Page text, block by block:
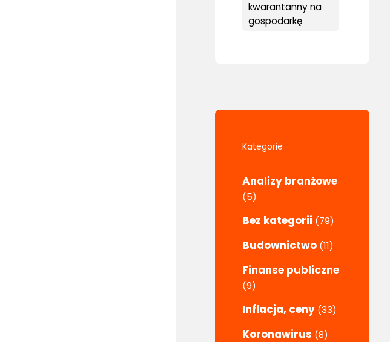
kwarantanny na
gospodarkę
Kategorie
Analizy branżowe
(5)
Bez kategorii (79)
Budownictwo (11)
Finanse publiczne
(9)
Inflacja, ceny (33)
Koronawirus (8)